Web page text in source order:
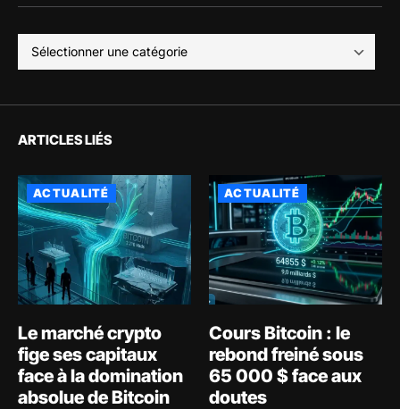
ARTICLES LIÉS
ACTUALITÉ
Le marché crypto
fige ses capitaux
face à la domination
absolue de Bitcoin
ACTUALITÉ
Cours Bitcoin : le
rebond freiné sous
65 000 $ face aux
doutes